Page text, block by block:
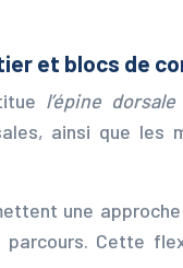
et blocs de
l’épine dorsale
ainsi que les
une
Cette